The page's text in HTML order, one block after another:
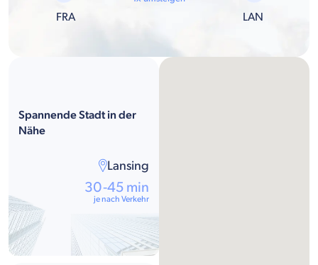
FRA LAN
Spannende Stadt in der
Nähe
Lansing
30-45 min
je nach Verkehr